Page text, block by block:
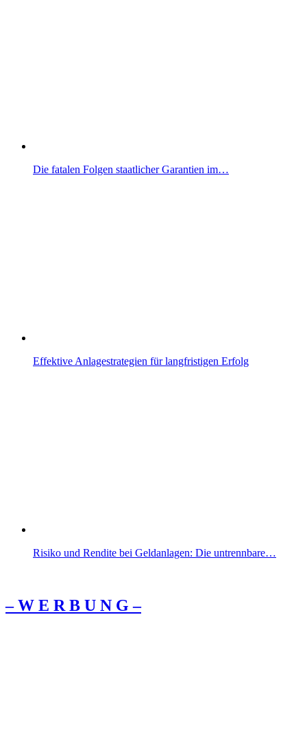
Die fatalen Folgen staatlicher Garantien im…
Effektive Anlagestrategien für langfristigen Erfolg
Risiko und Rendite bei Geldanlagen: Die untrennbare…
– W Ε R Β U Ν G –